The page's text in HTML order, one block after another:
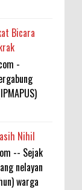
Bicara
-
Nihil
-- Sejak
nelayan
warga